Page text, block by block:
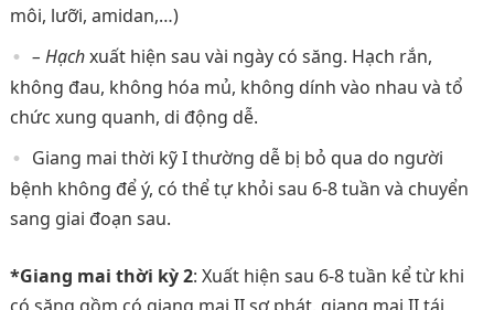
môi, lưỡi, amidan,…)
– Hạchxuất hiện sau vài ngày có săng. Hạch rắn,
không đau, không hóa mủ, không dính vào nhau và tổ
chức xung quanh, di động dễ.
Giang mai thời kỹ I thường dễ bị bỏ qua do người
bệnh không để ý, có thể tự khỏi sau 6-8 tuần và chuyển
sang giai đoạn sau.
*Giang mai thời kỳ 2: Xuất hiện sau 6-8 tuần kể từ khi